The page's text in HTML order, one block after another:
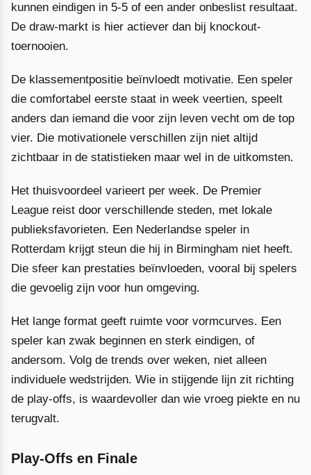
kunnen eindigen in 5-5 of een ander onbeslist resultaat.
De draw-markt is hier actiever dan bij knockout-
toernooien.
De klassementpositie beïnvloedt motivatie. Een speler
die comfortabel eerste staat in week veertien, speelt
anders dan iemand die voor zijn leven vecht om de top
vier. Die motivationele verschillen zijn niet altijd
zichtbaar in de statistieken maar wel in de uitkomsten.
Het thuisvoordeel varieert per week. De Premier
League reist door verschillende steden, met lokale
publieksfavorieten. Een Nederlandse speler in
Rotterdam krijgt steun die hij in Birmingham niet heeft.
Die sfeer kan prestaties beïnvloeden, vooral bij spelers
die gevoelig zijn voor hun omgeving.
Het lange format geeft ruimte voor vormcurves. Een
speler kan zwak beginnen en sterk eindigen, of
andersom. Volg de trends over weken, niet alleen
individuele wedstrijden. Wie in stijgende lijn zit richting
de play-offs, is waardevoller dan wie vroeg piekte en nu
terugvalt.
Play-Offs en Finale